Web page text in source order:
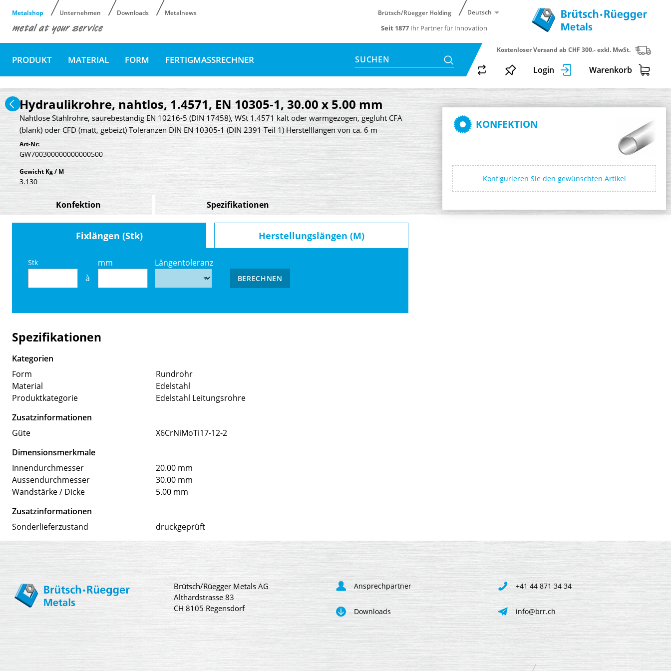
Metalshop Unternehmen Downloads Metalnews Brütsch/Rüegger Holding Deutsch
Seit 1877 Ihr Partner für Innovation
PRODUKT MATERIAL FORM FERTIGMASSRECHNER SUCHEN
Kostenloser Versand ab CHF 300.- exkl. MwSt.
Login Warenkorb
Hydraulikrohre, nahtlos, 1.4571, EN 10305-1, 30.00 x 5.00 mm
Nahtlose Stahlrohre, säurebeständig EN 10216-5 (DIN 17458), WSt 1.4571 kalt oder warmgezogen, geglüht CFA
(blank) oder CFD (matt, gebeizt) Toleranzen DIN EN 10305-1 (DIN 2391 Teil 1) Herstelllängen von ca. 6 m
Art-Nr:
GW700300000000000500
Gewicht Kg / M
3.130
Konfektion Spezifikationen
Fixlängen (Stk) Herstellungslängen (M)
Stk
à
mm Längentoleranz
BERECHNEN
KONFEKTION
Konfigurieren Sie den gewünschten Artikel
Spezifikationen
Kategorien
Form
Rundrohr
Material
Edelstahl
Produktkategorie
Edelstahl Leitungsrohre
Zusatzinformationen
Güte
X6CrNiMoTi17-12-2
Dimensionsmerkmale
Innendurchmesser
20.00 mm
Aussendurchmesser
30.00 mm
Wandstärke / Dicke
5.00 mm
Zusatzinformationen
Sonderlieferzustand
druckgeprüft
Brütsch/Rüegger Metals AG
Althardstrasse 83
CH 8105 Regensdorf
Ansprechpartner +41 44 871 34 34
Downloads info@brr.ch